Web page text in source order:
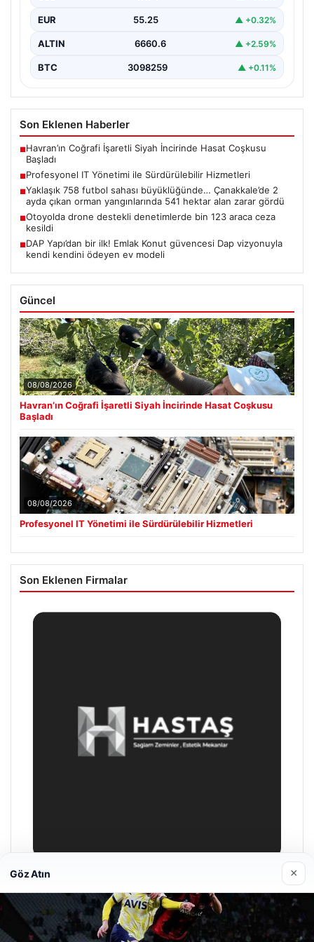
güncelleme operasyonlarında kenara…
EUR 55.25 ▲ +0.32%
ALTIN 6660.6 ▲ +2.59%
BTC 3098259 ▲ +0.11%
Son Eklenen Haberler
■Havran’ın Coğrafi İşaretli Siyah İncirinde Hasat Coşkusu
Başladı
■Profesyonel IT Yönetimi ile Sürdürülebilir Hizmetleri
■Yaklaşık 758 futbol sahası büyüklüğünde… Çanakkale’de 2
ayda çıkan orman yangınlarında 541 hektar alan zarar gördü
■Otoyolda drone destekli denetimlerde bin 123 araca ceza
kesildi
■DAP Yapı’dan bir ilk! Emlak Konut güvencesi Dap vizyonuyla
kendi kendini ödeyen ev modeli
Güncel
08/08/2026
Havran’ın Coğrafi İşaretli Siyah İncirinde Hasat Coşkusu
Başladı
08/08/2026
Profesyonel IT Yönetimi ile Sürdürülebilir Hizmetleri
Son Eklenen Firmalar
Göz Atın ×